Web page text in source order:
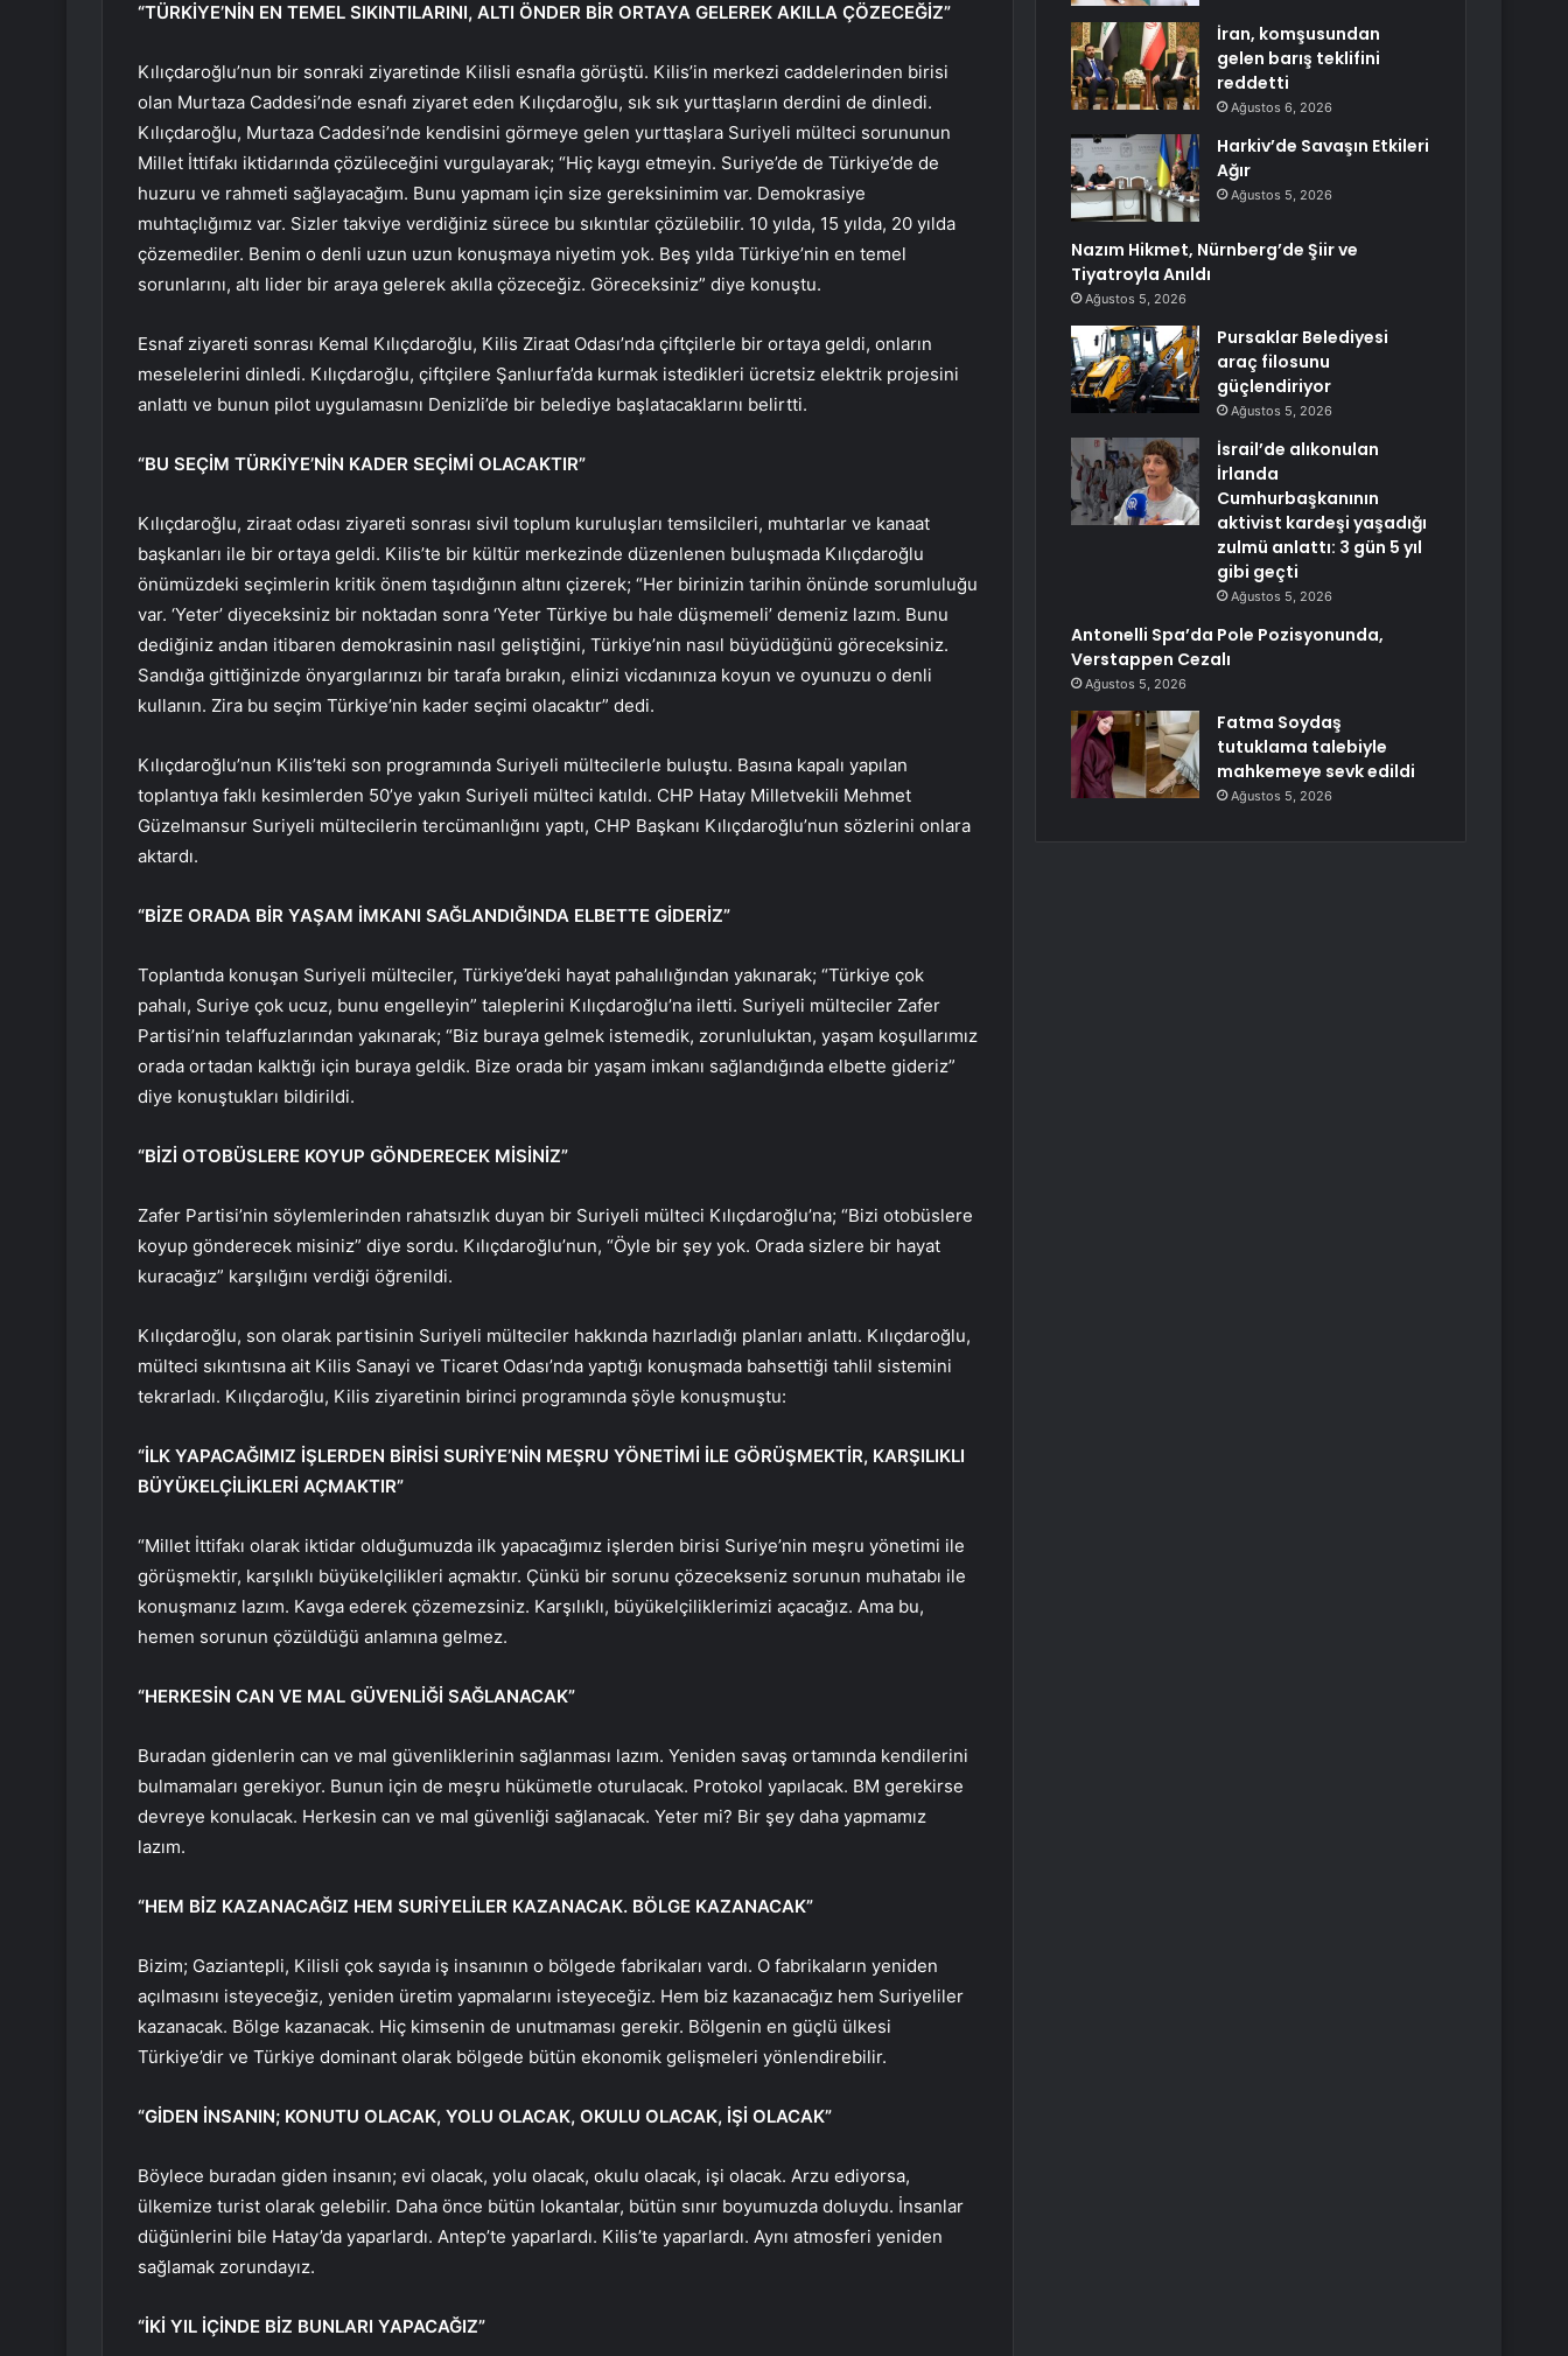
“TÜRKİYE’NİN EN TEMEL SIKINTILARINI, ALTI ÖNDER BİR ORTAYA GELEREK AKILLA ÇÖZECEĞİZ”
Kılıçdaroğlu’nun bir sonraki ziyaretinde Kilisli esnafla görüştü. Kilis’in merkezi caddelerinden birisi
olan Murtaza Caddesi’nde esnafı ziyaret eden Kılıçdaroğlu, sık sık yurttaşların derdini de dinledi.
Kılıçdaroğlu, Murtaza Caddesi’nde kendisini görmeye gelen yurttaşlara Suriyeli mülteci sorununun
Millet İttifakı iktidarında çözüleceğini vurgulayarak; “Hiç kaygı etmeyin. Suriye’de de Türkiye’de de
huzuru ve rahmeti sağlayacağım. Bunu yapmam için size gereksinimim var. Demokrasiye
muhtaçlığımız var. Sizler takviye verdiğiniz sürece bu sıkıntılar çözülebilir. 10 yılda, 15 yılda, 20 yılda
çözemediler. Benim o denli uzun uzun konuşmaya niyetim yok. Beş yılda Türkiye’nin en temel
sorunlarını, altı lider bir araya gelerek akılla çözeceğiz. Göreceksiniz” diye konuştu.
Esnaf ziyareti sonrası Kemal Kılıçdaroğlu, Kilis Ziraat Odası’nda çiftçilerle bir ortaya geldi, onların
meselelerini dinledi. Kılıçdaroğlu, çiftçilere Şanlıurfa’da kurmak istedikleri ücretsiz elektrik projesini
anlattı ve bunun pilot uygulamasını Denizli’de bir belediye başlatacaklarını belirtti.
“BU SEÇİM TÜRKİYE’NİN KADER SEÇİMİ OLACAKTIR”
Kılıçdaroğlu, ziraat odası ziyareti sonrası sivil toplum kuruluşları temsilcileri, muhtarlar ve kanaat
başkanları ile bir ortaya geldi. Kilis’te bir kültür merkezinde düzenlenen buluşmada Kılıçdaroğlu
önümüzdeki seçimlerin kritik önem taşıdığının altını çizerek; “Her birinizin tarihin önünde sorumluluğu
var. ‘Yeter’ diyeceksiniz bir noktadan sonra ‘Yeter Türkiye bu hale düşmemeli’ demeniz lazım. Bunu
dediğiniz andan itibaren demokrasinin nasıl geliştiğini, Türkiye’nin nasıl büyüdüğünü göreceksiniz.
Sandığa gittiğinizde önyargılarınızı bir tarafa bırakın, elinizi vicdanınıza koyun ve oyunuzu o denli
kullanın. Zira bu seçim Türkiye’nin kader seçimi olacaktır” dedi.
Kılıçdaroğlu’nun Kilis’teki son programında Suriyeli mültecilerle buluştu. Basına kapalı yapılan
toplantıya faklı kesimlerden 50’ye yakın Suriyeli mülteci katıldı. CHP Hatay Milletvekili Mehmet
Güzelmansur Suriyeli mültecilerin tercümanlığını yaptı, CHP Başkanı Kılıçdaroğlu’nun sözlerini onlara
aktardı.
“BİZE ORADA BİR YAŞAM İMKANI SAĞLANDIĞINDA ELBETTE GİDERİZ”
Toplantıda konuşan Suriyeli mülteciler, Türkiye’deki hayat pahalılığından yakınarak; “Türkiye çok
pahalı, Suriye çok ucuz, bunu engelleyin” taleplerini Kılıçdaroğlu’na iletti. Suriyeli mülteciler Zafer
Partisi’nin telaffuzlarından yakınarak; “Biz buraya gelmek istemedik, zorunluluktan, yaşam koşullarımız
orada ortadan kalktığı için buraya geldik. Bize orada bir yaşam imkanı sağlandığında elbette gideriz”
diye konuştukları bildirildi.
“BİZİ OTOBÜSLERE KOYUP GÖNDERECEK MİSİNİZ”
Zafer Partisi’nin söylemlerinden rahatsızlık duyan bir Suriyeli mülteci Kılıçdaroğlu’na; “Bizi otobüslere
koyup gönderecek misiniz” diye sordu. Kılıçdaroğlu’nun, “Öyle bir şey yok. Orada sizlere bir hayat
kuracağız” karşılığını verdiği öğrenildi.
Kılıçdaroğlu, son olarak partisinin Suriyeli mülteciler hakkında hazırladığı planları anlattı. Kılıçdaroğlu,
mülteci sıkıntısına ait Kilis Sanayi ve Ticaret Odası’nda yaptığı konuşmada bahsettiği tahlil sistemini
tekrarladı. Kılıçdaroğlu, Kilis ziyaretinin birinci programında şöyle konuşmuştu:
“İLK YAPACAĞIMIZ İŞLERDEN BİRİSİ SURİYE’NİN MEŞRU YÖNETİMİ İLE GÖRÜŞMEKTİR, KARŞILIKLI
BÜYÜKELÇİLİKLERİ AÇMAKTIR”
“Millet İttifakı olarak iktidar olduğumuzda ilk yapacağımız işlerden birisi Suriye’nin meşru yönetimi ile
görüşmektir, karşılıklı büyükelçilikleri açmaktır. Çünkü bir sorunu çözecekseniz sorunun muhatabı ile
konuşmanız lazım. Kavga ederek çözemezsiniz. Karşılıklı, büyükelçiliklerimizi açacağız. Ama bu,
hemen sorunun çözüldüğü anlamına gelmez.
“HERKESİN CAN VE MAL GÜVENLİĞİ SAĞLANACAK”
Buradan gidenlerin can ve mal güvenliklerinin sağlanması lazım. Yeniden savaş ortamında kendilerini
bulmamaları gerekiyor. Bunun için de meşru hükümetle oturulacak. Protokol yapılacak. BM gerekirse
devreye konulacak. Herkesin can ve mal güvenliği sağlanacak. Yeter mi? Bir şey daha yapmamız
lazım.
“HEM BİZ KAZANACAĞIZ HEM SURİYELİLER KAZANACAK. BÖLGE KAZANACAK”
Bizim; Gaziantepli, Kilisli çok sayıda iş insanının o bölgede fabrikaları vardı. O fabrikaların yeniden
açılmasını isteyeceğiz, yeniden üretim yapmalarını isteyeceğiz. Hem biz kazanacağız hem Suriyeliler
kazanacak. Bölge kazanacak. Hiç kimsenin de unutmaması gerekir. Bölgenin en güçlü ülkesi
Türkiye’dir ve Türkiye dominant olarak bölgede bütün ekonomik gelişmeleri yönlendirebilir.
“GİDEN İNSANIN; KONUTU OLACAK, YOLU OLACAK, OKULU OLACAK, İŞİ OLACAK”
Böylece buradan giden insanın; evi olacak, yolu olacak, okulu olacak, işi olacak. Arzu ediyorsa,
ülkemize turist olarak gelebilir. Daha önce bütün lokantalar, bütün sınır boyumuzda doluydu. İnsanlar
düğünlerini bile Hatay’da yaparlardı. Antep’te yaparlardı. Kilis’te yaparlardı. Aynı atmosferi yeniden
sağlamak zorundayız.
“İKİ YIL İÇİNDE BİZ BUNLARI YAPACAĞIZ”
İran, komşusundan
gelen barış teklifini
reddetti
Ağustos 6, 2026
Harkiv’de Savaşın Etkileri
Ağır
Ağustos 5, 2026
Nazım Hikmet, Nürnberg’de Şiir ve
Tiyatroyla Anıldı
Ağustos 5, 2026
Pursaklar Belediyesi
araç filosunu
güçlendiriyor
Ağustos 5, 2026
İsrail’de alıkonulan
İrlanda
Cumhurbaşkanının
aktivist kardeşi yaşadığı
zulmü anlattı: 3 gün 5 yıl
gibi geçti
Ağustos 5, 2026
Antonelli Spa’da Pole Pozisyonunda,
Verstappen Cezalı
Ağustos 5, 2026
Fatma Soydaş
tutuklama talebiyle
mahkemeye sevk edildi
Ağustos 5, 2026